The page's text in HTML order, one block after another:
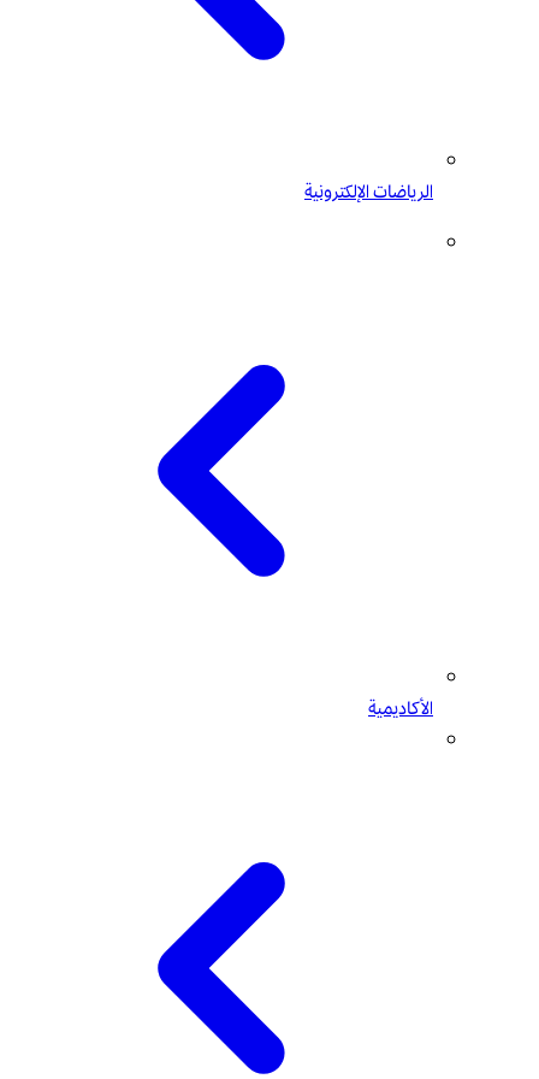
الرياضات الإلكترونية
الأكاديمية